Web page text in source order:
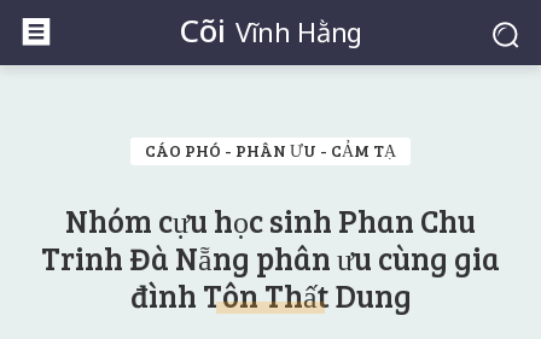
Cõi Vĩnh Hằng
CÁO PHÓ - PHÂN ƯU - CẢM TẠ
Nhóm cựu học sinh Phan Chu
Trinh Đà Nẵng phân ưu cùng gia
đình Tôn Thất Dung